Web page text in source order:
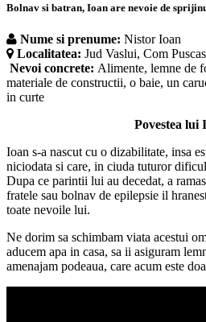
Bolnav si batran, Ioan are nevoie de
Nume si prenume: Nistor Ioan
Localitatea: Jud Vaslui, Com
Nevoi concrete: Alimente, lemne de
materiale de constructii, o baie, un
in curte
Povestea lui
Ioan s-a nascut cu o dizabilitate, insa
niciodata si care, in ciuda tuturor
Dupa ce parintii lui au decedat, a
fratele sau bolnav de epilepsie il
toate nevoile lui.
Ne dorim sa schimbam viata acestui
aducem apa in casa, sa ii asiguram
amenajam podeaua, care acum este